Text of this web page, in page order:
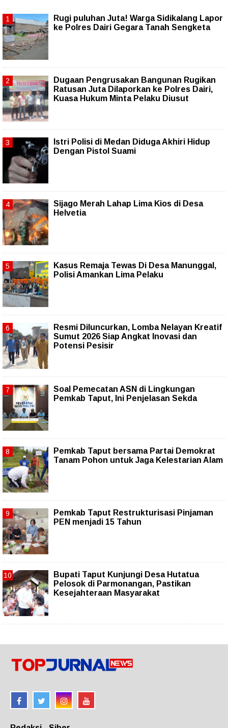
Rugi puluhan Juta! Warga Sidikalang Lapor
ke Polres Dairi Gegara Tanah Sengketa
Dugaan Pengrusakan Bangunan Rugikan
Ratusan Juta Dilaporkan ke Polres Dairi,
Kuasa Hukum Minta Pelaku Diusut
Istri Polisi di Medan Diduga Akhiri Hidup
Dengan Pistol Suami
Sijago Merah Lahap Lima Kios di Desa
Helvetia
Kasus Remaja Tewas Di Desa Manunggal,
Polisi Amankan Lima Pelaku
Resmi Diluncurkan, Lomba Nelayan Kreatif
Sumut 2026 Siap Angkat Inovasi dan
Potensi Pesisir
Soal Pemecatan ASN di Lingkungan
Pemkab Taput, Ini Penjelasan Sekda
Pemkab Taput bersama Partai Demokrat
Tanam Pohon untuk Jaga Kelestarian Alam
Pemkab Taput Restrukturisasi Pinjaman
PEN menjadi 15 Tahun‎
Bupati Taput Kunjungi Desa Hutatua
Pelosok di Parmonangan, Pastikan
Kesejahteraan Masyarakat